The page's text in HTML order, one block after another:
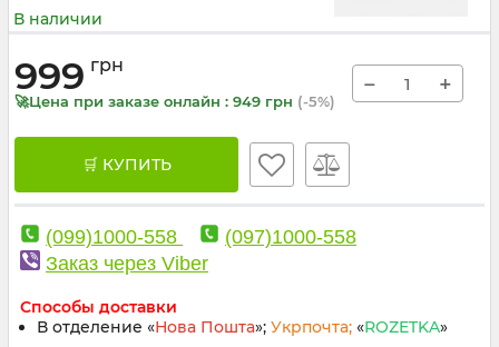
В наличии
999 грн
🚀Цена при заказе онлайн : 949 грн (-5%)
− +
🛒 КУПИТЬ
(099)1000-558
(097)1000-558
Заказ через Viber
Способы доставки
В отделение «Нова Пошта»; Укрпочта; «ROZETKA»